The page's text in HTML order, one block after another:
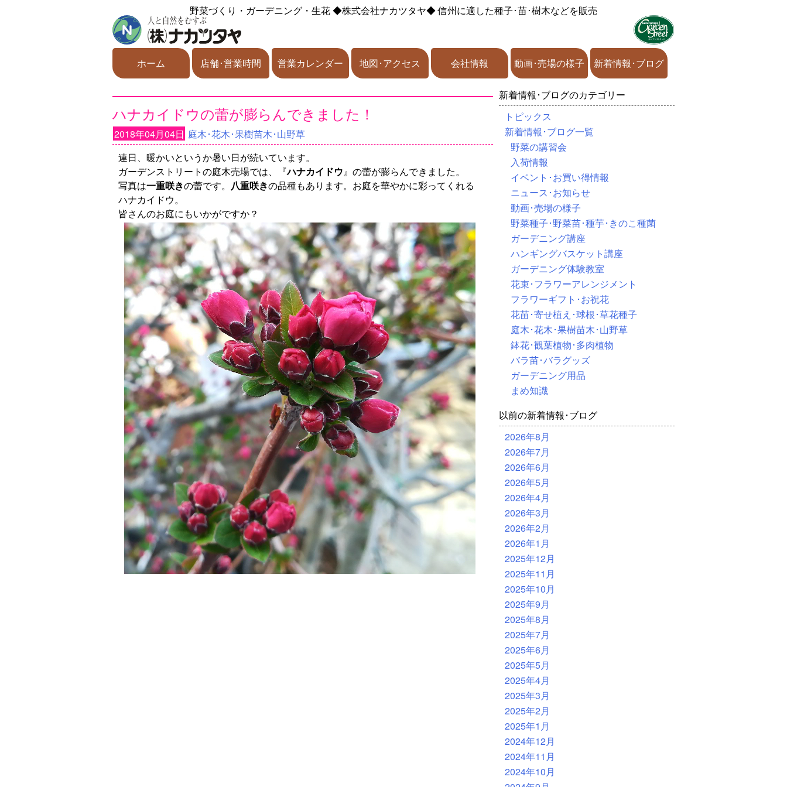
野菜づくり・ガーデニング・生花◆株式会社ナカツタヤ◆信州に適した種子･苗･樹木などを販売
ホーム 店舗･営業時間 営業カレンダー 地図･アクセス 会社情報 動画･売場の様子 新着情報･ブログ
ハナカイドウの蕾が膨らんできました！
2018年04月04日 庭木･花木･果樹苗木･山野草
連日、暖かいというか暑い日が続いています。
ガーデンストリートの庭木売場では、『ハナカイドウ』の蕾が膨らんできました。
写真は一重咲きの蕾です。 八重咲きの品種もあります。お庭を華やかに彩ってくれる
ハナカイドウ。
皆さんのお庭にもいかがですか？
新着情報･ブログのカテゴリー
トピックス
新着情報･ブログ一覧
野菜の講習会
入荷情報
イベント･お買い得情報
ニュース･お知らせ
動画･売場の様子
野菜種子･野菜苗･種芋･きのこ種菌
ガーデニング講座
ハンギングバスケット講座
ガーデニング体験教室
花束･フラワーアレンジメント
フラワーギフト･お祝花
花苗･寄せ植え･球根･草花種子
庭木･花木･果樹苗木･山野草
鉢花･観葉植物･多肉植物
バラ苗･バラグッズ
ガーデニング用品
まめ知識
以前の新着情報･ブログ
2026年8月
2026年7月
2026年6月
2026年5月
2026年4月
2026年3月
2026年2月
2026年1月
2025年12月
2025年11月
2025年10月
2025年9月
2025年8月
2025年7月
2025年6月
2025年5月
2025年4月
2025年3月
2025年2月
2025年1月
2024年12月
2024年11月
2024年10月